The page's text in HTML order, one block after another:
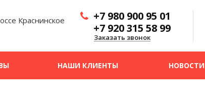
Краснинское
+7 980 900 95 01
+7 920 315 58 99
Заказать звонок
НАШИ КЛИЕНТЫ НОВОСТИ